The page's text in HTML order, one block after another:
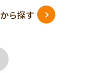
から探す